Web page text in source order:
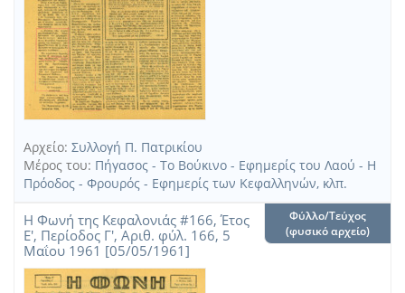
Αρχείο: Συλλογή Π. Πατρικίου
Μέρος του: Πήγασος - Το Βούκινο - Εφημερίς του Λαού - Η
Πρόοδος - Φρουρός - Εφημερίς των Κεφαλληνών, κλπ.
Η Φωνή της Κεφαλονιάς #166, Έτος
Ε', Περίοδος Γ', Αριθ. φύλ. 166, 5
Μαΐου 1961 [05/05/1961]
Φύλλο/Τεύχος
(φυσικό αρχείο)